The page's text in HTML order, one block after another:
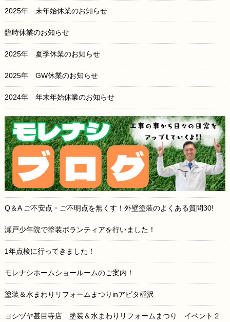
2025年 末年始休業のお知らせ
臨時休業のお知らせ
2025年 夏季休業のお知らせ
2025年 GW休業のお知らせ
2024年 年末年始休業のお知らせ
Q＆A ご不安点・ご不明点を無くす！外壁塗装のよくある質問30!
瀬戸少年院で塗装ボランティアを行いました！
1年点検に行ってきました！
モレナシホームショールームのご案内！
塗装＆水まわりリフォームまつりinアピタ稲沢
ヨシヅヤ甚目寺店 塗装＆水まわりリフォームまつり イベント２